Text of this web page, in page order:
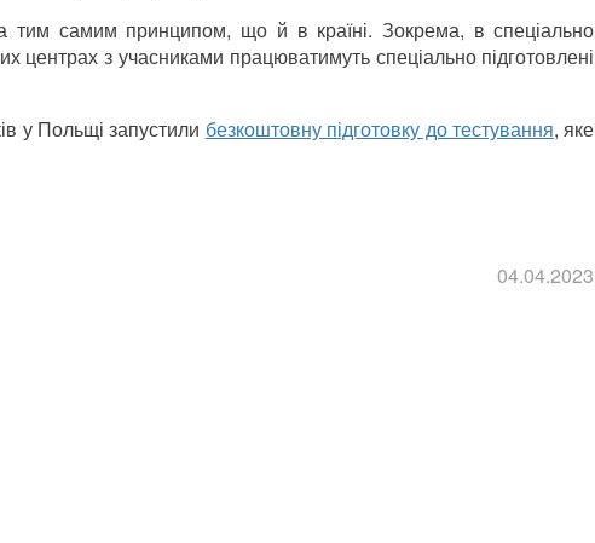
самим принципом, що й в країні. Зокрема, в спеціально
центрах з учасниками працюватимуть спеціально підготовлені
у Польщі запустили безкоштовну підготовку до тестування, яке
04.04.2023